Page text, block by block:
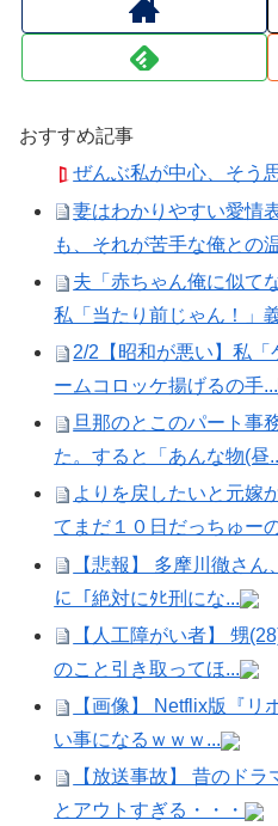
おすすめ記事
ぜんぶ私が中心、そう
妻はわかりやすい愛情
も、それが苦手な俺との
夫「赤ちゃん俺に似て
私「当たり前じゃん！」
2/2【昭和が悪い】私「
ームコロッケ揚げるの手...
旦那のとこのパート事
た。すると「あんな物(昼
よりを戻したいと元嫁
てまだ１０日だっちゅー
【悲報】 多摩川徹さ
に「絶対にﾀﾋ刑にな...
【人工障がい者】 甥
のこと引き取ってほ...
【画像】 Netflix版『リ
い事になるｗｗｗ...
【放送事故】 昔のド
とアウトすぎる・・・